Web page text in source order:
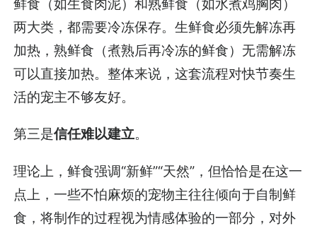
鲜食（如生食肉泥）和熟鲜食（如水煮鸡胸肉）
两大类，都需要冷冻保存。生鲜食必须先解冻再
加热，熟鲜食（煮熟后再冷冻的鲜食）无需解冻
可以直接加热。整体来说，这套流程对快节奏生
活的宠主不够友好。
第三是信任难以建立。
理论上，鲜食强调“新鲜”“天然”，但恰恰是在这一
点上，一些不怕麻烦的宠物主往往倾向于自制鲜
食，将制作的过程视为情感体验的一部分，对外